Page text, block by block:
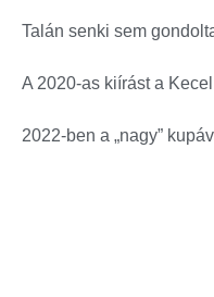
Talán senki sem
A 2020-as kiírást a
2022-ben a „nagy”